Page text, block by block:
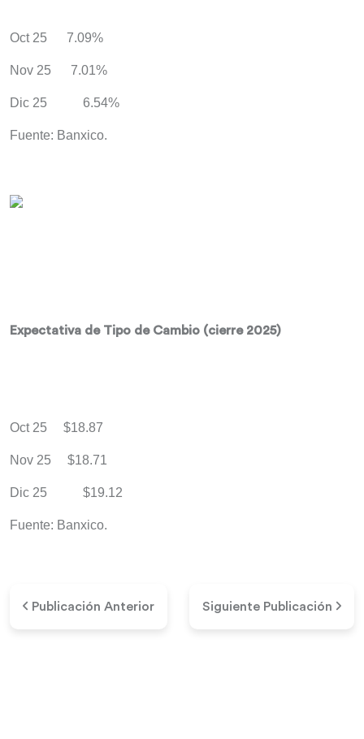
Oct 25 7.09%
Nov 25 7.01%
Dic 25 6.54%
Fuente: Banxico.
Expectativa de Tipo de Cambio (cierre 2025)
Oct 25 $18.87
Nov 25 $18.71
Dic 25 $19.12
Fuente: Banxico.
Publicación Anterior Siguiente Publicación